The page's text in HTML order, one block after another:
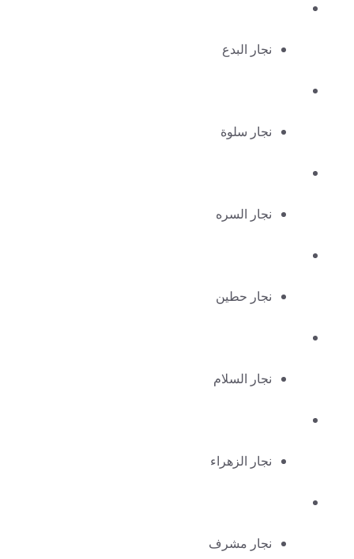
نجار البدع
نجار سلوة
نجار السره
نجار حطين
نجار السلام
نجار الزهراء
نجار مشرف